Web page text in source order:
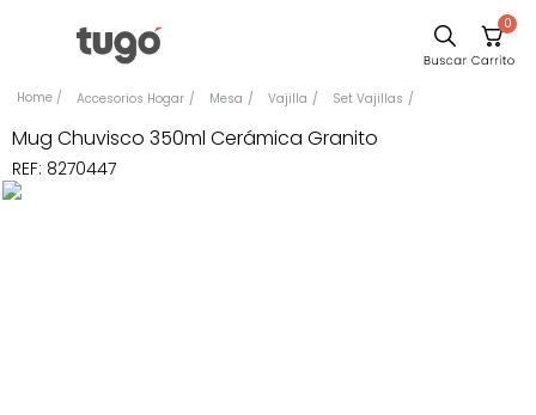
0
Accesorios Hogar Mesa Vajilla Set Vajillas
Mug Chuvisco 350ml Cerámica Granito
REF: 8270447
Comedor
Escritorio